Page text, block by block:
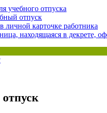
учебного отпуска
отпуск
личной карточке работника
находящаяся в декрете,